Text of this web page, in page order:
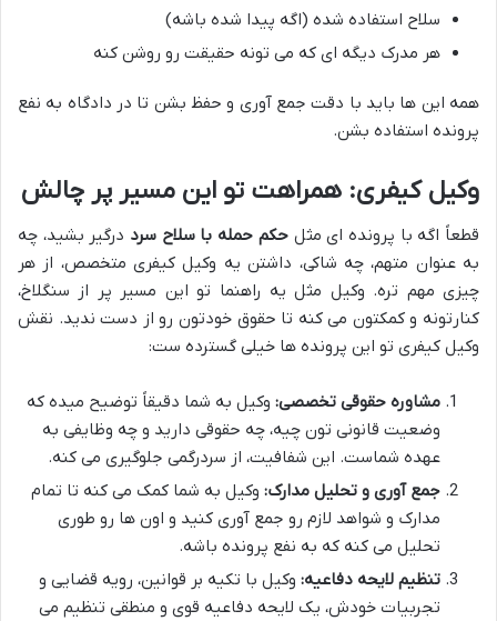
سلاح استفاده شده (اگه پیدا شده باشه)
هر مدرک دیگه ای که می تونه حقیقت رو روشن کنه
همه این ها باید با دقت جمع آوری و حفظ بشن تا در دادگاه به نفع
پرونده استفاده بشن.
وکیل کیفری: همراهت تو این مسیر پر چالش
قطعاً اگه با پرونده ای مثلحکم حمله با سلاح سرد درگیر بشید، چه
به عنوان متهم، چه شاکی، داشتن یه وکیل کیفری متخصص، از هر
چیزی مهم تره. وکیل مثل یه راهنما تو این مسیر پر از سنگلاخ،
کنارتونه و کمکتون می کنه تا حقوق خودتون رو از دست ندید. نقش
وکیل کیفری تو این پرونده ها خیلی گسترده ست:
مشاوره حقوقی تخصصی: وکیل به شما دقیقاً توضیح میده که
وضعیت قانونی تون چیه، چه حقوقی دارید و چه وظایفی به
عهده شماست. این شفافیت، از سردرگمی جلوگیری می کنه.
جمع آوری و تحلیل مدارک: وکیل به شما کمک می کنه تا تمام
مدارک و شواهد لازم رو جمع آوری کنید و اون ها رو طوری
تحلیل می کنه که به نفع پرونده باشه.
تنظیم لایحه دفاعیه: وکیل با تکیه بر قوانین، رویه قضایی و
تجربیات خودش، یک لایحه دفاعیه قوی و منطقی تنظیم می